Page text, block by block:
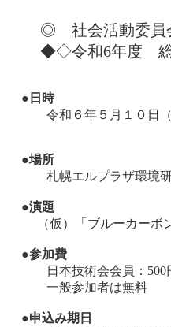
◎ 社会活動委員会
◆◇令和6年度 総
● 日時
令和６年５月１０日（
●場所
札幌エルプラザ環境研
●演題
（仮）「ブルーカーボン
●参加費
日本技術会会員：500円
一般参加者は無料
●申込み期日